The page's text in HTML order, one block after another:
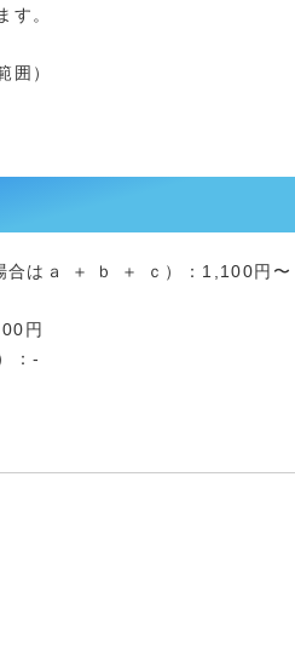
す。
囲）
合はａ ＋ ｂ ＋ ｃ）：1,100円〜
円
：-